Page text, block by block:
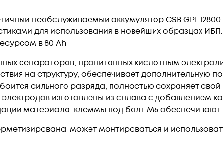
необслуживаемый аккумулятор CSB GPL
для использования в новейших образцах
в 80 Ah.
сепараторов, пропитанных кислотным
на структуру, обеспечивает дополнительную
сильного разряда, полностью сохраняет
изготовлены из сплава с добавлением
материала. клеммы под болт М6
может монтироваться и